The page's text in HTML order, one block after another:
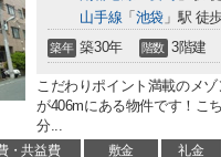
山手線 「 池袋 」駅 徒
築年 築30年 階数 3階建
こだわりポイント満載のメ
が406mにある物件です！こ
分...
・共益費 敷金 礼金